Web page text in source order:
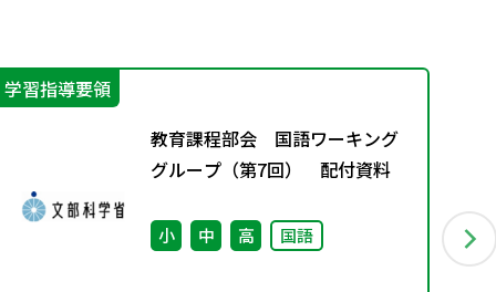
学習指導要領
教育課程部会 国語ワーキング
グループ（第7回） 配付資料
小 中 高 国語